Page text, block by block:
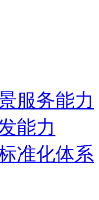
服务能力
能力
准化体系